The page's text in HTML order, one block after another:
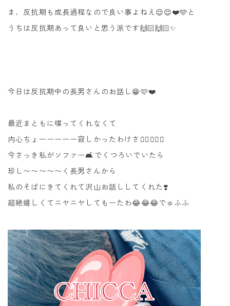
ま、反抗期も成長過程なので良い事よねえ😌😌❤️🩵と
うちは反抗期あって良いと思う派です🙌🏻🙌🏻✨
今日は反抗期中の長男さんのお話し😁🩷❤️
最近まともに喋ってくれなくて
内心ちょーーーーー寂しかったわけさ👉🏻👈🏻😭
今さっき私がソファー🛋️でくつろいでいたら
珍し〜〜〜〜〜く長男さんから
私のそばにきてくれて沢山お話ししてくれた❣️
超絶嬉しくてニヤニヤしてもーたわ😂😂😂でゅふふ